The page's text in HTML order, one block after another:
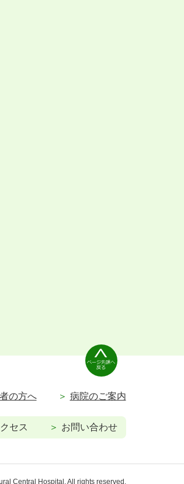
の方へ 病院のご案内
セス お問い合わせ
Central Hospital. All rights reserved.